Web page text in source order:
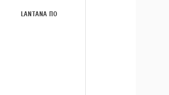
LANTANA ПО